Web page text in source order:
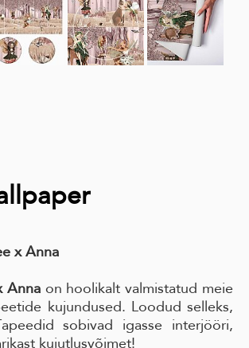
x Anna
Anna on hoolikalt valmistatud meie
kujundused. Loodud selleks,
sobivad igasse interjööri,
kujutlusvõimet!